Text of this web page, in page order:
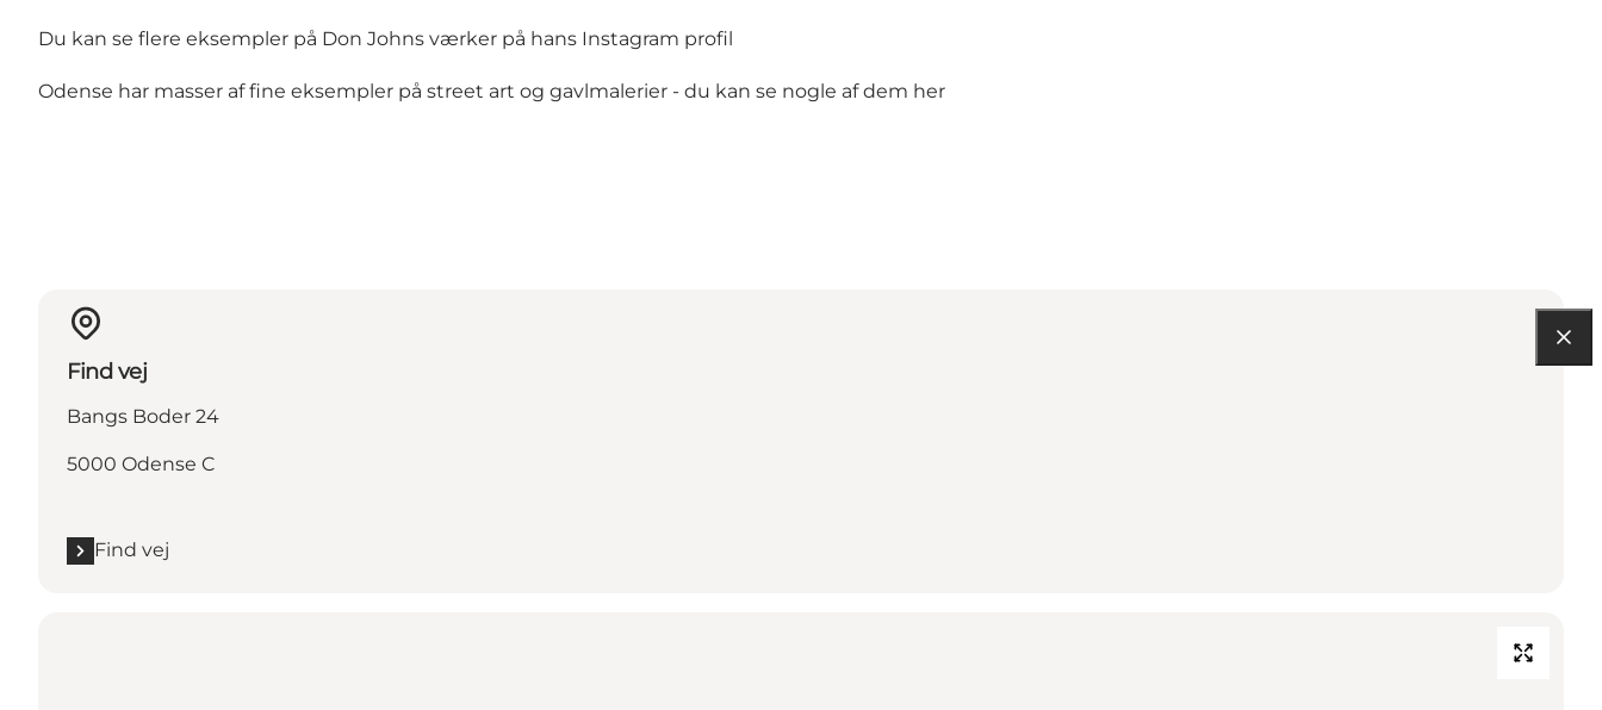
Du kan se flere eksempler på Don Johns værker på hans Instagram profil
Odense har masser af fine eksempler på street art og gavlmalerier - du kan se nogle af dem her
Find vej
Bangs Boder 24
5000 Odense C
Find vej